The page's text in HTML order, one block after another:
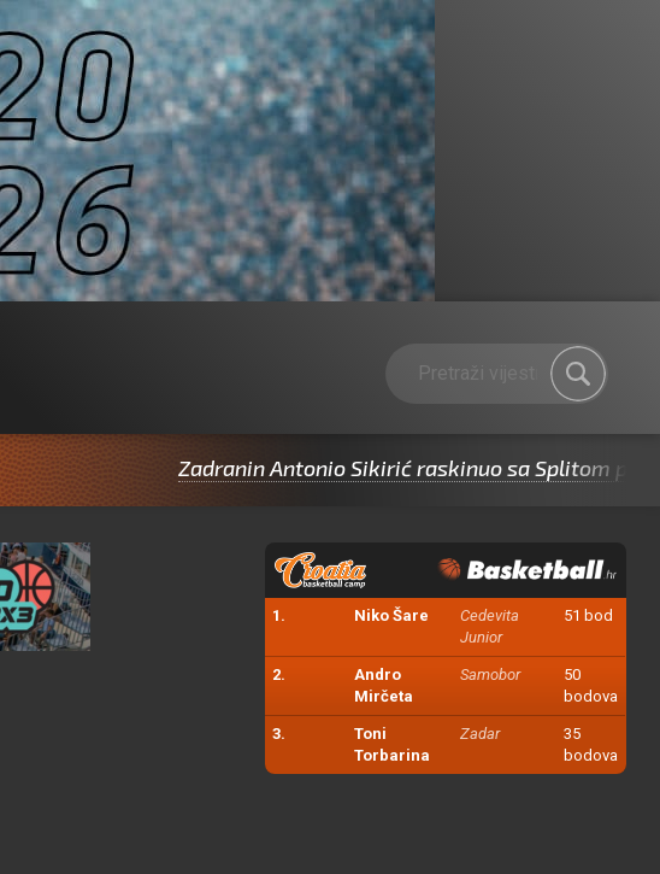
Zadranin Antonio Sikirić raskinuo sa Splitom pa potpisao
1. Niko Šare
Cedevita
Junior
51 bod
2.
Andro
Mirčeta
Samobor
50
bodova
3.
Toni
Torbarina
Zadar
35
bodova